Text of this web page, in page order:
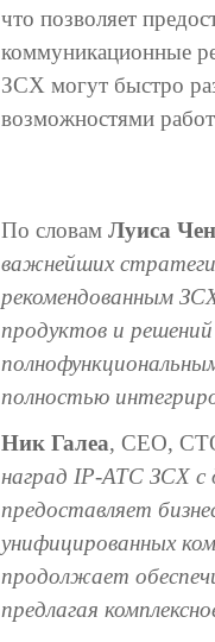
что позволяет
коммуникационные
ЗСХ могут быстро
возможностями
По словам Луиса
важнейших
рекомендованным
продуктов и
полностью
Ник Галеа, СЕО, СТО
наград IP-АТС ЗСХ с
предоставляет
унифицированных
продолжает
предлагая